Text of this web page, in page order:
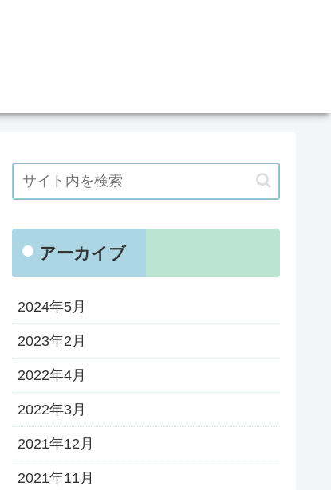
アーカイブ
2024年5月
2023年2月
2022年4月
2022年3月
2021年12月
2021年11月